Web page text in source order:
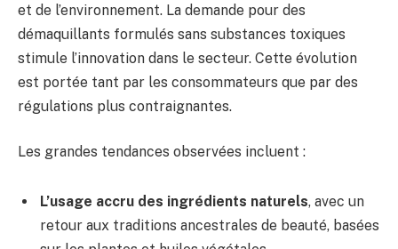
et de l’environnement. La demande pour des
démaquillants formulés sans substances toxiques
stimule l’innovation dans le secteur. Cette évolution
est portée tant par les consommateurs que par des
régulations plus contraignantes.
Les grandes tendances observées incluent :
L’usage accru des ingrédients naturels, avec un
retour aux traditions ancestrales de beauté, basées